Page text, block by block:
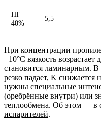
ПГ
40%
5,5
При концентрации
−10°C вязкость
становится ламинарным.
резко падает, K
нужны специальные
(оребрённые внутри) или
теплообмена. Об этом — в
испарителей.